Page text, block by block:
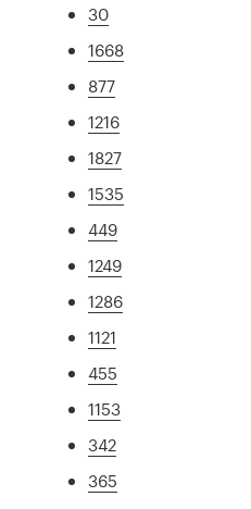
30
1668
877
1216
1827
1535
449
1249
1286
1121
455
1153
342
365